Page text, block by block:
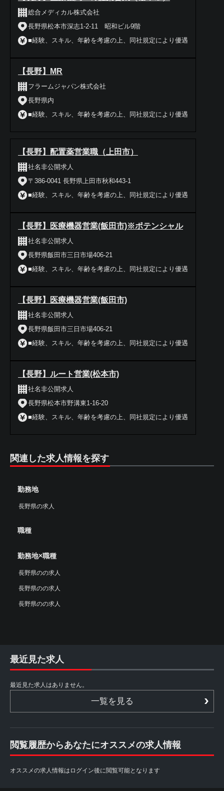
総合メディカル株式会社
長野県松本市深志1-2-11 昭和ビル9階
■経験、スキル、年齢を考慮の上、同社規定により優遇
【長野】MR
フラームジャパン株式会社
長野県内
■経験、スキル、年齢を考慮の上、同社規定により優遇
【長野】配置薬営業職（上田市）
社名非公開求人
〒386-0041 長野県上田市秋和443-1
■経験、スキル、年齢を考慮の上、同社規定により優遇
【長野】医療機器営業(飯田市)※ポテンシャル
社名非公開求人
長野県飯田市三日市場406-21
■経験、スキル、年齢を考慮の上、同社規定により優遇
【長野】医療機器営業(飯田市)
社名非公開求人
長野県飯田市三日市場406-21
■経験、スキル、年齢を考慮の上、同社規定により優遇
【長野】ルート営業(松本市)
社名非公開求人
長野県松本市野溝東1-16-20
■経験、スキル、年齢を考慮の上、同社規定により優遇
関連した求人情報を探す
勤務地
長野県の求人
職種
勤務地×職種
長野県のの求人
長野県のの求人
長野県のの求人
最近見た求人
最近見た求人はありません。
一覧を見る
閲覧履歴からあなたにオススメの求人情報
オススメの求人情報はログイン後に閲覧可能となります